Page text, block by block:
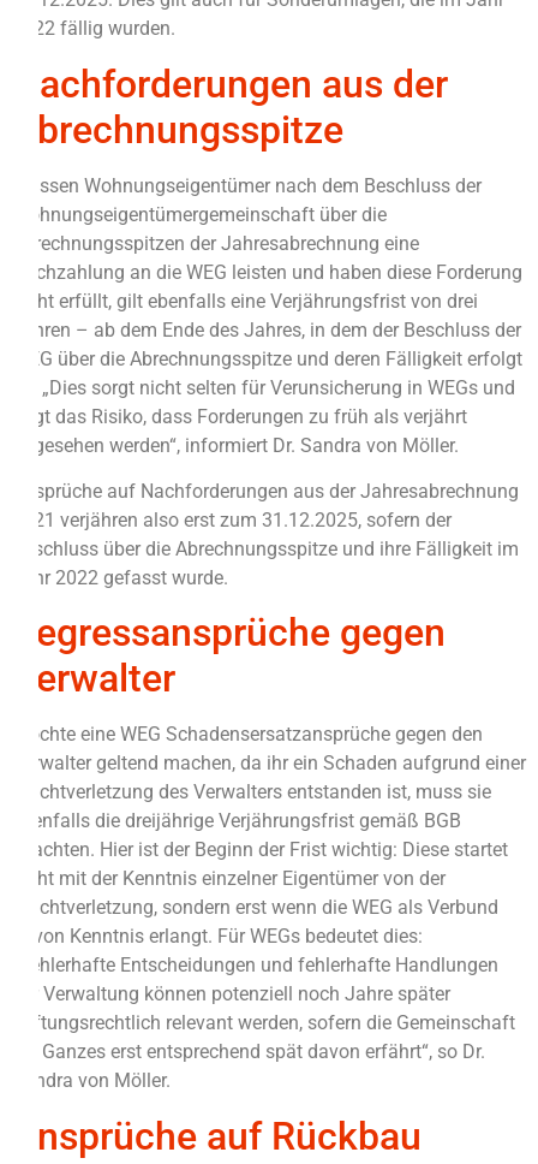
2022 fällig wurden.
Nachforderungen aus der
Abrechnungsspitze
Müssen Wohnungseigentümer nach dem Beschluss der
Wohnungseigentümergemeinschaft über die
Abrechnungsspitzen der Jahresabrechnung eine
Nachzahlung an die WEG leisten und haben diese Forderung
nicht erfüllt, gilt ebenfalls eine Verjährungsfrist von drei
Jahren – ab dem Ende des Jahres, in dem der Beschluss der
WEG über die Abrechnungsspitze und deren Fälligkeit erfolgt
ist. „Dies sorgt nicht selten für Verunsicherung in WEGs und
birgt das Risiko, dass Forderungen zu früh als verjährt
angesehen werden“, informiert Dr. Sandra von Möller.
Ansprüche auf Nachforderungen aus der Jahresabrechnung
2021 verjähren also erst zum 31.12.2025, sofern der
Beschluss über die Abrechnungsspitze und ihre Fälligkeit im
Jahr 2022 gefasst wurde.
Regressansprüche gegen
Verwalter
Möchte eine WEG Schadensersatzansprüche gegen den
Verwalter geltend machen, da ihr ein Schaden aufgrund einer
Pflichtverletzung des Verwalters entstanden ist, muss sie
ebenfalls die dreijährige Verjährungsfrist gemäß BGB
beachten. Hier ist der Beginn der Frist wichtig: Diese startet
nicht mit der Kenntnis einzelner Eigentümer von der
Pflichtverletzung, sondern erst wenn die WEG als Verbund
davon Kenntnis erlangt. Für WEGs bedeutet dies:
„Fehlerhafte Entscheidungen und fehlerhafte Handlungen
der Verwaltung können potenziell noch Jahre später
haftungsrechtlich relevant werden, sofern die Gemeinschaft
als Ganzes erst entsprechend spät davon erfährt“, so Dr.
Sandra von Möller.
Ansprüche auf Rückbau